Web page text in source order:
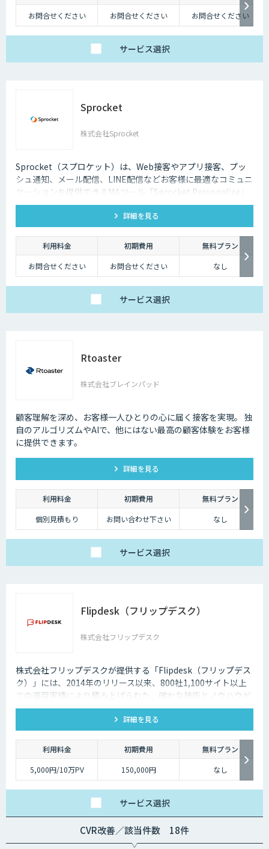
お問合せください お問合せください お問合せください
サービス選択
Sprocket
株式会社Sprocket
Sprocket（スプロケット）は、Web接客やアプリ接客、プッ
シュ通知、メール配信、LINE配信などお客様に最適なコミュニ
ケーションを提供できるMAツール「Sprocket Personalize」
を提供しています。
詳細を見る
利用料金 初期費用
無料プラン
お問合せください
お問合せください なし
サービス選択
Rtoaster
株式会社ブレインパッド
顧客理解を深め、お客様一人ひとりの心に届く接客を実現。 独
自のアルゴリズムやAIで、他にはない最高の顧客体験をお客様
に提供できます。
詳細を見る
利用料金 初期費用
無料プラン
個別見積もり
お問い合わせ下さい なし
サービス選択
Flipdesk（フリップデスク）
株式会社フリップデスク
株式会社フリップデスクが提供する「Flipdesk（フリップデス
ク）」には、2014年のリリース以来、800社1,100サイト以上
での運用実績により積み上げられた、確かな技術とノウハウが
あります。 機能の豊富さだけでなく、Web接客として質の高い
コンサルティングサービスを提供します。
詳細を見る
利用料金 初期費用
無料プラン
5,000円/10万PV
150,000円 なし
サービス選択
CVR改善／該当件数 18件